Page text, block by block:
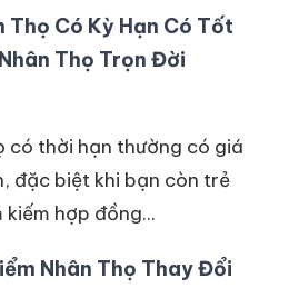
Thọ Có Kỳ Hạn Có Tốt
Thọ Trọn Đời
có thời hạn thường có giá
đặc biệt khi bạn còn trẻ
hợp đồng...
Nhân Thọ Thay Đổi